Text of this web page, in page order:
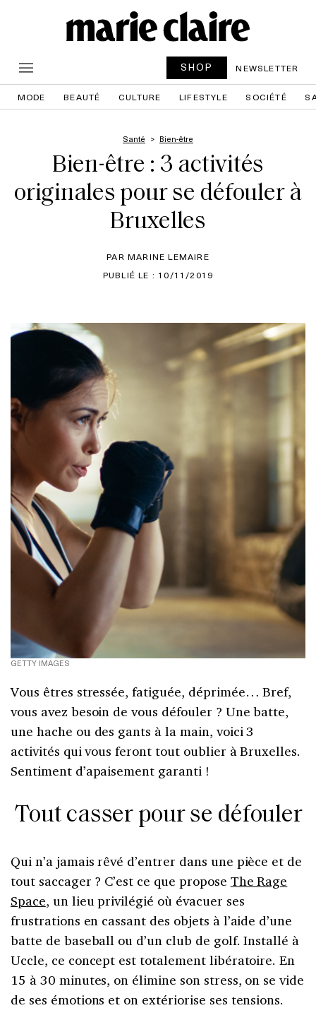
SHOP NEWSLETTER
MODE BEAUTÉ CULTURE LIFESTYLE SOCIÉTÉ
Santé Bien-être
Bien-être : 3 activités
originales pour se défouler à
Bruxelles
PAR MARINE LEMAIRE
PUBLIÉ LE : 10/11/2019
GETTY IMAGES
Vous êtres stressée, fatiguée, déprimée… Bref,
vous avez besoin de vous défouler ? Une batte,
une hache ou des gants à la main, voici 3
activités qui vous feront tout oublier à Bruxelles.
Sentiment d’apaisement garanti !
Tout casser pour se défouler
Qui n’a jamais rêvé d’entrer dans une pièce et de
tout saccager ? C’est ce que propose The Rage
Space, un lieu privilégié où évacuer ses
frustrations en cassant des objets à l’aide d’une
batte de baseball ou d’un club de golf. Installé à
Uccle, ce concept est totalement libératoire. En
15 à 30 minutes, on élimine son stress, on se vide
de ses émotions et on extériorise ses tensions.